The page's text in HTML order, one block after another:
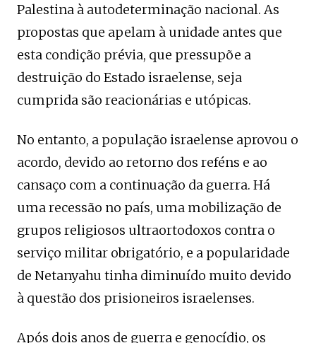
Palestina à autodeterminação nacional. As
propostas que apelam à unidade antes que
esta condição prévia, que pressupõe a
destruição do Estado israelense, seja
cumprida são reacionárias e utópicas.
No entanto, a população israelense aprovou o
acordo, devido ao retorno dos reféns e ao
cansaço com a continuação da guerra. Há
uma recessão no país, uma mobilização de
grupos religiosos ultraortodoxos contra o
serviço militar obrigatório, e a popularidade
de Netanyahu tinha diminuído muito devido
à questão dos prisioneiros israelenses.
Após dois anos de guerra e genocídio, os